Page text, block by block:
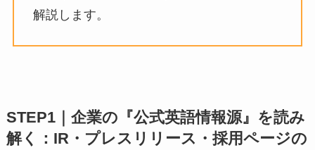
解説します。
STEP1｜企業の『公式英語情報源』を読み
解く：IR・プレスリリース・採用ページの